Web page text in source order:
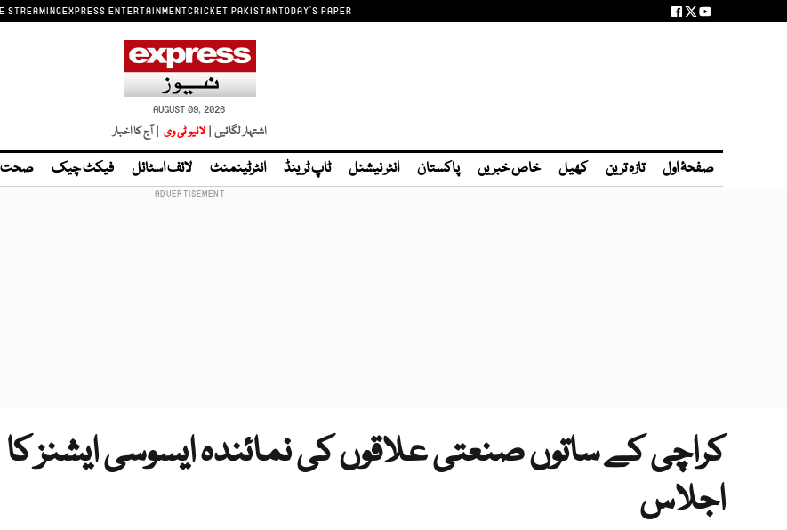
STREAMINGEXPRESS ENTERTAINMENTCRICKET PAKISTANTODAY'S PAPER
AUGUST 09, 2026
اشتہار لگائیں | لائیو ٹی وی | آج کا اخبار
صفحۂ اول تازہ ترین کھیل خاص خبریں پاکستان انٹر نیشنل ٹاپ ٹرینڈ انٹرٹینمنٹ لائف اسٹائل فیکٹ چیک صحت
کراچی کے ساتوں صنعتی علاقوں کی نمائندہ ایسوسی ایشنز کا
اجلاس